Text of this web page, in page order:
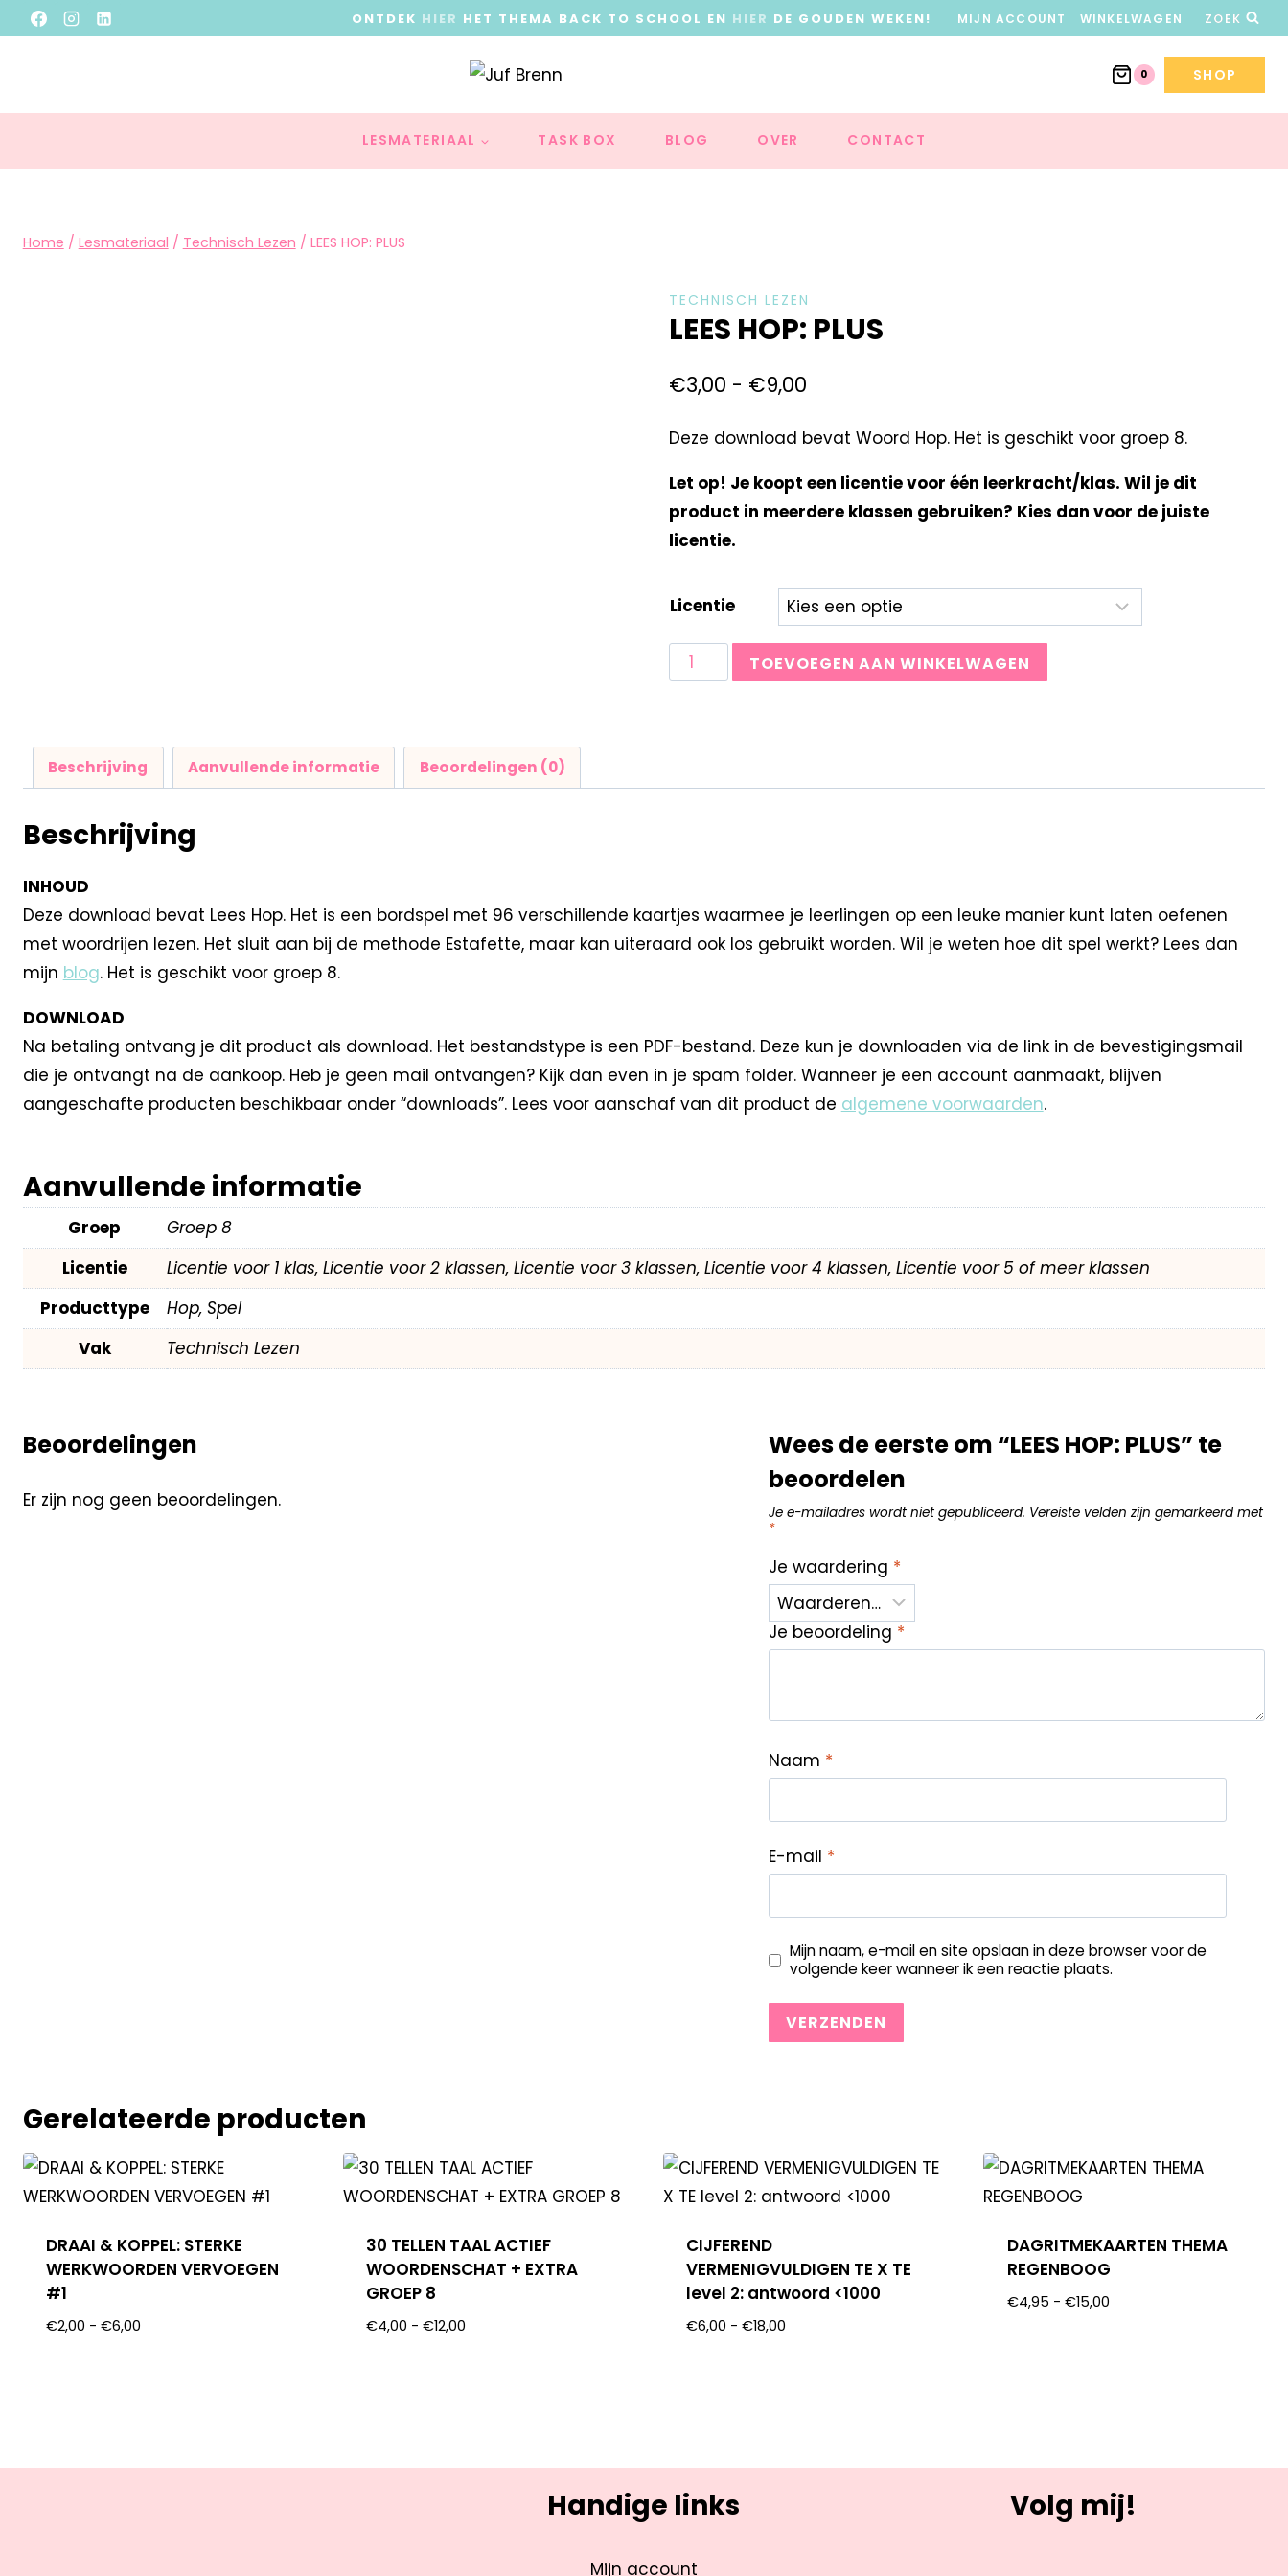
ONTDEK HIER HET THEMA BACK TO SCHOOL EN HIER DE GOUDEN WEKEN! MIJN ACCOUNT WINKELWAGEN ZOEK
0 SHOP
LESMATERIAAL TASK BOX BLOG OVER CONTACT
Home / Lesmateriaal / Technisch Lezen / LEES HOP: PLUS
TECHNISCH LEZEN
LEES HOP: PLUS
€3,00 - €9,00
Deze download bevat Woord Hop. Het is geschikt voor groep 8.
Let op! Je koopt een licentie voor één leerkracht/klas. Wil je dit
product in meerdere klassen gebruiken? Kies dan voor de juiste
licentie.
Licentie
TOEVOEGEN AAN WINKELWAGEN
Beschrijving Aanvullende informatie Beoordelingen (0)
Beschrijving
INHOUD
Deze download bevat Lees Hop. Het is een bordspel met 96 verschillende kaartjes waarmee je leerlingen op een leuke manier kunt laten oefenen
met woordrijen lezen. Het sluit aan bij de methode Estafette, maar kan uiteraard ook los gebruikt worden. Wil je weten hoe dit spel werkt? Lees dan
mijn blog. Het is geschikt voor groep 8.
DOWNLOAD
Na betaling ontvang je dit product als download. Het bestandstype is een PDF-bestand. Deze kun je downloaden via de link in de bevestigingsmail
die je ontvangt na de aankoop. Heb je geen mail ontvangen? Kijk dan even in je spam folder. Wanneer je een account aanmaakt, blijven
aangeschafte producten beschikbaar onder “downloads”. Lees voor aanschaf van dit product de algemene voorwaarden.
Aanvullende informatie
Groep
Groep 8
Licentie
Licentie voor 1 klas, Licentie voor 2 klassen, Licentie voor 3 klassen, Licentie voor 4 klassen, Licentie voor 5 of meer klassen
Producttype
Hop, Spel
Vak
Technisch Lezen
Beoordelingen
Er zijn nog geen beoordelingen.
Wees de eerste om “LEES HOP: PLUS” te
beoordelen
Je e-mailadres wordt niet gepubliceerd. Vereiste velden zijn gemarkeerd met
*
Je waardering *
Je beoordeling *
Naam *
E-mail *
Mijn naam, e-mail en site opslaan in deze browser voor de
volgende keer wanneer ik een reactie plaats.
Gerelateerde producten
DRAAI & KOPPEL: STERKE
WERKWOORDEN VERVOEGEN
#1
€2,00 - €6,00
30 TELLEN TAAL ACTIEF
WOORDENSCHAT + EXTRA
GROEP 8
€4,00 - €12,00
CIJFEREND
VERMENIGVULDIGEN TE X TE
level 2: antwoord <1000
€6,00 - €18,00
DAGRITMEKAARTEN THEMA
REGENBOOG
€4,95 - €15,00
Handige links
Mijn account
Volg mij!